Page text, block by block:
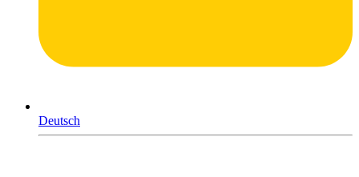
Deutsch